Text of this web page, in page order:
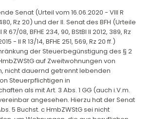
Senat (Urteil vom 16.06.2020 - VIII R
Rz 20) und der II. Senat des BFH (Urteile
R 67/08, BFHE 234, 90, BStBl II 2012, 389, Rz
- II R 13/14, BFHE 251, 569, Rz 20 ff.)
der Steuerbegünstigung des § 2
auf Zweitwohnungen von
nicht dauernd getrennt lebenden
Steuerpflichtigen in
als mit Art. 3 Abs. 1 GG (auch i.V.m.
vereinbar angesehen. Hierzu hat der Senat
5 Buchst. c HmbZWStG sei nicht